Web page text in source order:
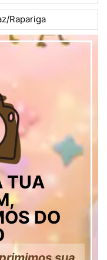
Rapariga
TUA
DO